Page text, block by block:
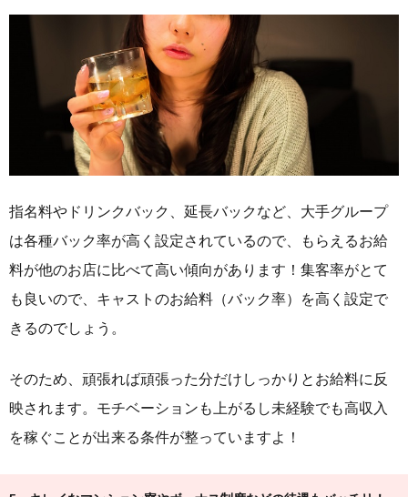
指名料やドリンクバック、延長バックなど、大手グループ
は各種バック率が高く設定されているので、もらえるお給
料が他のお店に比べて高い傾向があります！集客率がとて
も良いので、キャストのお給料（バック率）を高く設定で
きるのでしょう。
そのため、頑張れば頑張った分だけしっかりとお給料に反
映されます。モチベーションも上がるし未経験でも高収入
を稼ぐことが出来る条件が整っていますよ！